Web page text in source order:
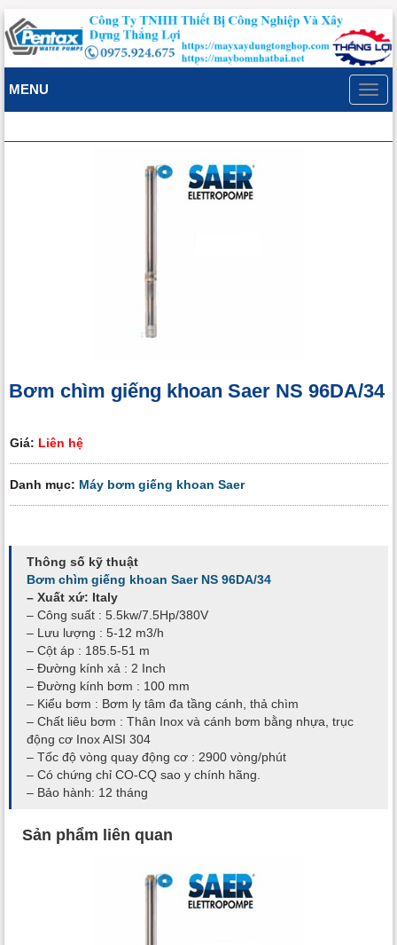
MENU
Bơm chìm giếng khoan Saer NS 96DA/34
Giá: Liên hệ
Danh mục: Máy bơm giếng khoan Saer
Thông số kỹ thuật
Bơm chìm giếng khoan Saer NS 96DA/34
– Xuất xứ: Italy
– Công suất : 5.5kw/7.5Hp/380V
– Lưu lượng : 5-12 m3/h
– Cột áp : 185.5-51 m
– Đường kính xả : 2 Inch
– Đường kính bơm : 100 mm
– Kiểu bơm : Bơm ly tâm đa tầng cánh, thả chìm
– Chất liêu bơm : Thân Inox và cánh bơm bằng nhựa, trục
động cơ Inox AISI 304
– Tốc độ vòng quay động cơ : 2900 vòng/phút
– Có chứng chỉ CO-CQ sao y chính hãng.
– Bảo hành: 12 tháng
Sản phẩm liên quan